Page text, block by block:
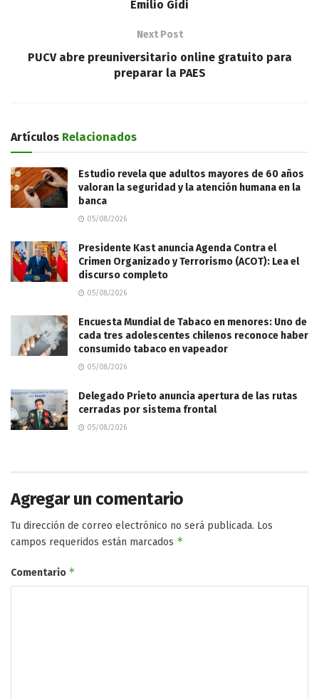
Emilio Gidi
Next Post
PUCV abre preuniversitario online gratuito para
preparar la PAES
Artículos Relacionados
Estudio revela que adultos mayores de 60 años
valoran la seguridad y la atención humana en la
banca
05/08/2026
Presidente Kast anuncia Agenda Contra el
Crimen Organizado y Terrorismo (ACOT): Lea el
discurso completo
05/08/2026
Encuesta Mundial de Tabaco en menores: Uno de
cada tres adolescentes chilenos reconoce haber
consumido tabaco en vapeador
05/08/2026
Delegado Prieto anuncia apertura de las rutas
cerradas por sistema frontal
05/08/2026
Agregar un comentario
Tu dirección de correo electrónico no será publicada. Los
campos requeridos están marcados *
Comentario *